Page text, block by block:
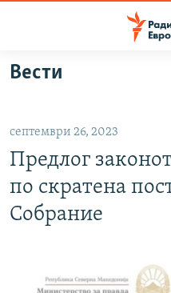
Оди
на
главната
навигација
Премини
на
ВИЗУЕЛНО
ВЕСТИ
ШТО ТРЕБА ДА ЗНАЕТЕ
ПРИЈАВИ СЕ ЗА ЊУЗЛЕТЕР
Вести
септември 26, 2023
Предлог
по скратена
Собрание